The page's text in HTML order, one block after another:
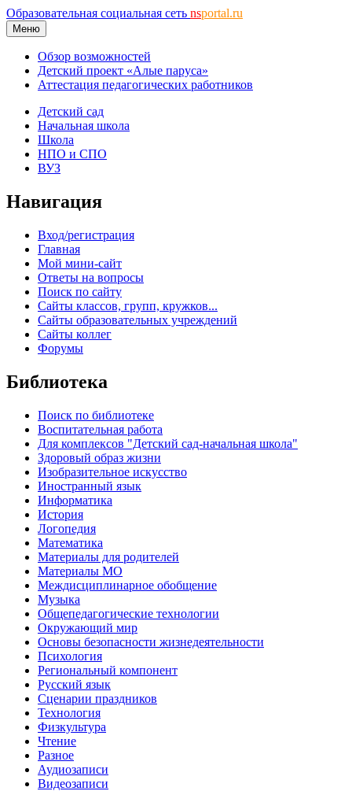
Образовательная социальная сеть nsportal.ru
Меню
Обзор возможностей
Детский проект «Алые паруса»
Аттестация педагогических работников
Детский сад
Начальная школа
Школа
НПО и СПО
ВУЗ
Навигация
Вход/регистрация
Главная
Мой мини-сайт
Ответы на вопросы
Поиск по сайту
Сайты классов, групп, кружков...
Сайты образовательных учреждений
Сайты коллег
Форумы
Библиотека
Поиск по библиотеке
Воспитательная работа
Для комплексов "Детский сад-начальная школа"
Здоровый образ жизни
Изобразительное искусство
Иностранный язык
Информатика
История
Логопедия
Математика
Материалы для родителей
Материалы МО
Междисциплинарное обобщение
Музыка
Общепедагогические технологии
Окружающий мир
Основы безопасности жизнедеятельности
Психология
Региональный компонент
Русский язык
Сценарии праздников
Технология
Физкультура
Чтение
Разное
Аудиозаписи
Видеозаписи